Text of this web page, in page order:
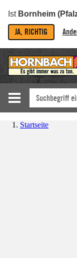
Ist Bornheim
JA, RICHTIG
Startseite